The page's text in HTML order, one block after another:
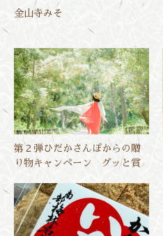
金山寺みそ
第２弾ひだかさんぽからの贈
り物キャンペーン グッと賞